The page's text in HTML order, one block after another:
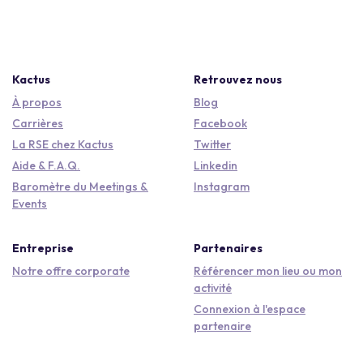
Kactus
À propos
Carrières
La RSE chez Kactus
Aide & F.A.Q.
Baromètre du Meetings &
Events
Retrouvez nous
Blog
Facebook
Twitter
Linkedin
Instagram
Entreprise
Notre offre corporate
Partenaires
Référencer mon lieu ou mon
activité
Connexion à l'espace
partenaire